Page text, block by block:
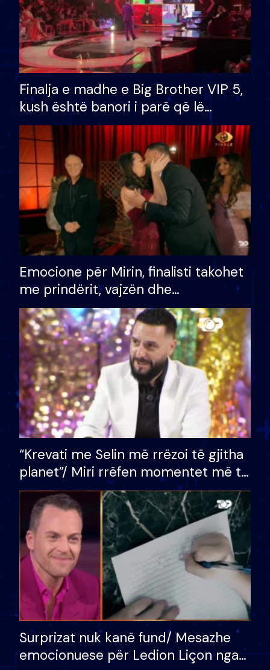
Finalja e madhe e Big Brother VIP 5,
kush është banori i parë që lë
shtëpinë dhe humb mundësinë për
të fituar çmimin e madh
Emocione për Mirin, finalisti takohet
me prindërit, vajzën dhe
bashkëshorten: S’kemi ndonjë letër
divorci apo jo?
“Krevati me Selin më rrëzoi të gjitha
planet”/ Miri rrëfen momentet më të
bukura në shtëpinë e BB VIP: Do më
mungojë zilja e mëngjesit kur…
Surprizat nuk kanë fund/ Mesazhe
emocionuese për Ledion Liçon nga